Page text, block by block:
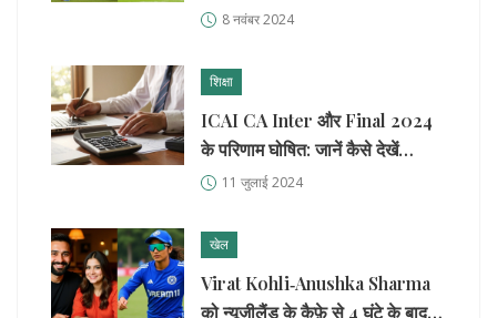
महत्वपूर्ण जीत
8 नवंबर 2024
शिक्षा
ICAI CA Inter और Final 2024
के परिणाम घोषित: जानें कैसे देखें
स्कोरकार्ड
11 जुलाई 2024
खेल
Virat Kohli‑Anushka Sharma
को न्यूज़ीलैंड के कैफ़े से 4 घंटे के बाद